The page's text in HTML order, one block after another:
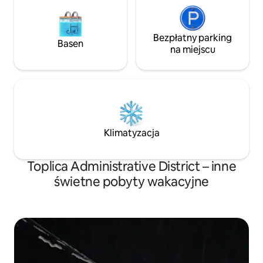
Basen
Bezpłatny parking
na miejscu
Klimatyzacja
Toplica Administrative District – inne
świetne pobyty wakacyjne